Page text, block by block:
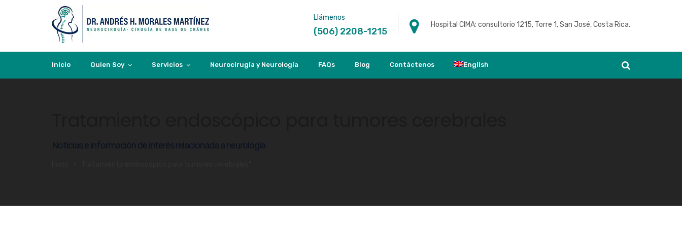
Llámenos
(506) 2208-1215
Hospital CIMA: consultorio 1215, Torre 1, San José, Costa Rica.
Inicio Quien Soy Servicios Neurocirugía y Neurología FAQs Blog Contáctenos English
Noticias e información de interés relacionada a neurología